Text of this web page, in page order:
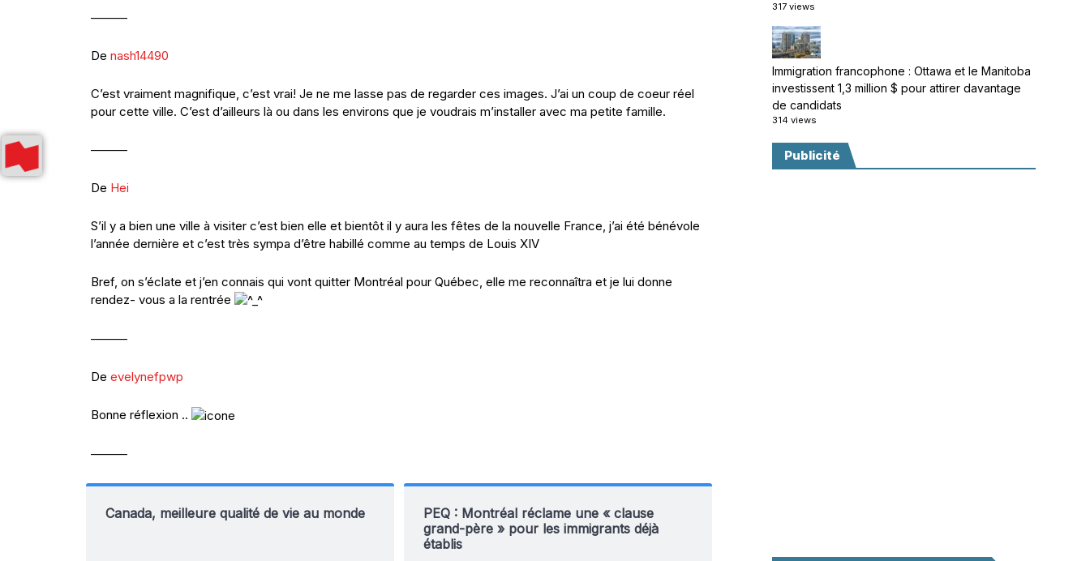
———
De nash14490
C’est vraiment magnifique, c’est vrai! Je ne me lasse pas de regarder ces images. J’ai un coup de coeur réel
pour cette ville. C’est d’ailleurs là ou dans les environs que je voudrais m’installer avec ma petite famille.
———
De Hei
S’il y a bien une ville à visiter c’est bien elle et bientôt il y aura les fêtes de la nouvelle France, j’ai été bénévole
l’année dernière et c’est très sympa d’être habillé comme au temps de Louis XIV
Bref, on s’éclate et j’en connais qui vont quitter Montréal pour Québec, elle me reconnaîtra et je lui donne
rendez- vous a la rentrée
———
De evelynefpwp
Bonne réflexion ..
———
Canada, meilleure qualité de vie au monde
PEQ : Montréal réclame une « clause
grand-père » pour les immigrants déjà
établis
317 views
Immigration francophone : Ottawa et le Manitoba
investissent 1,3 million $ pour attirer davantage
de candidats
314 views
Publicité